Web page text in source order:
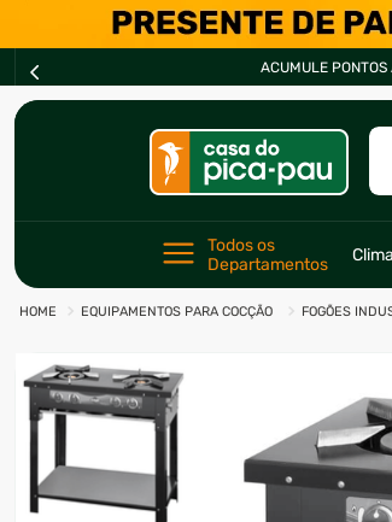
ACUMULE PONTOS A CADA REAL GASTO
O
Todos os
Departamentos
EQUIPAMENTOS PARA COCÇÃO FOGÕES